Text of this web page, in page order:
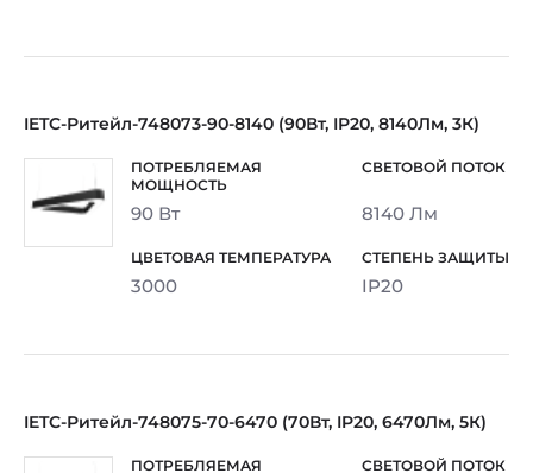
IETC-Ритейл-748073-90-8140 (90Вт, IP20, 8140Лм, 3К)
90 Вт 8140 Лм
3000 IP20
IETC-Ритейл-748075-70-6470 (70Вт, IP20, 6470Лм, 5К)